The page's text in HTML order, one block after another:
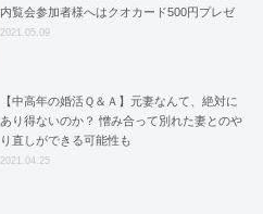
内覧会参加者様へはクオカード500円プレゼ
ント!!
2021.05.09
【中高年の婚活Ｑ＆Ａ】元妻なんて、絶対に
あり得ないのか？ 憎み合って別れた妻とのや
り直しができる可能性も
2021.04.25